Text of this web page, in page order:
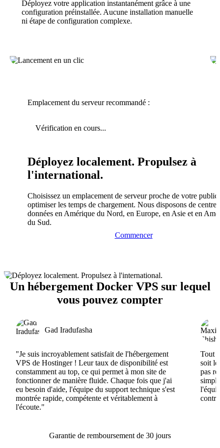
Déployez votre application instantanément grâce à une
configuration préinstallée. Aucune installation manuelle
ni étape de configuration complexe.
Emplacement du serveur recommandé :
Vérification en cours...
Déployez localement. Propulsez à
l'international.
Choisissez un emplacement de serveur proche de votre
optimiser les temps de chargement. Nous disposons de
données en Amérique du Nord, en Europe, en Asie et en
du Sud.
Commencer
Un hébergement Docker VPS sur lequel
vous pouvez compter
Gad Iradufasha
"Je suis incroyablement satisfait de l'hébergement
VPS de Hostinger ! Leur taux de disponibilité est
constamment au top, ce qui permet à mon site de
fonctionner de manière fluide. Chaque fois que j'ai
eu besoin d'aide, l'équipe du support technique s'est
montrée rapide, compétente et véritablement à
l'écoute."
Tout
soit
pas
Garantie de remboursement de 30 jours